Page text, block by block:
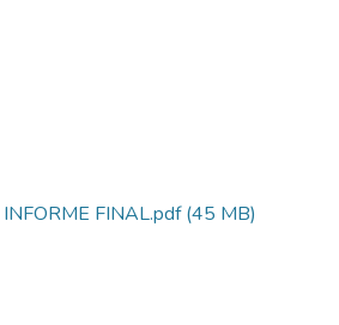
FINAL.pdf(45 MB)